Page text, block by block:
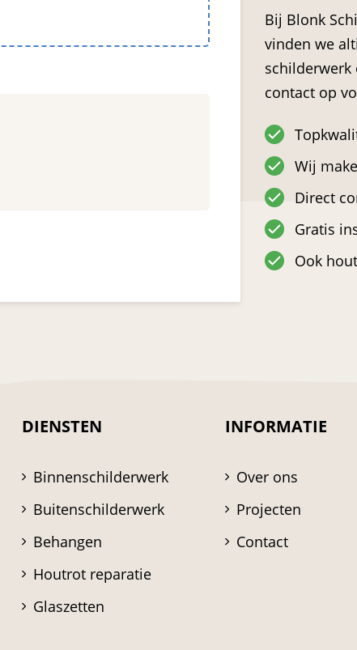
Bij Blonk
vinden we
schilderwerk
contact op
Wij
Direct
Gratis
Ook
DIENSTEN
Binnenschilderwerk
Buitenschilderwerk
Behangen
Houtrot reparatie
Glaszetten
INFORMATIE
Over ons
Projecten
Contact